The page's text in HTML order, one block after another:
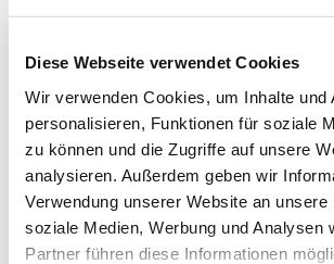
Diese Webseite verwendet Cookies
Wir verwenden Cookies, um Inhalte und
personalisieren, Funktionen für soziale
zu können und die Zugriffe auf unsere
analysieren. Außerdem geben wir
Verwendung unserer Website an unsere
soziale Medien, Werbung und Analysen
Partner führen diese Informationen